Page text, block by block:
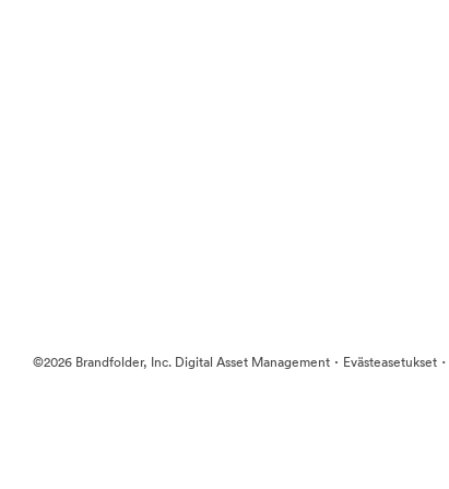
©2026 Brandfolder, Inc. Digital Asset Management · Evästeasetukset ·